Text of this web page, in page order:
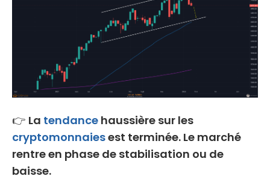
👉 La tendance haussière sur les
cryptomonnaiesest terminée. Le marché
rentre en phase de stabilisation ou de
baisse.